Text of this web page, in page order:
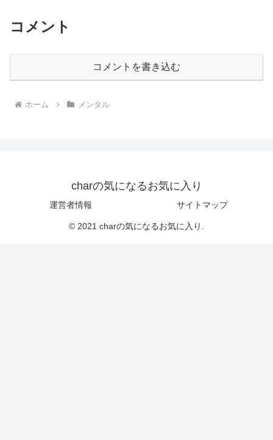
コメント
コメントを書き込む
ホーム メンタル
charの気になるお気に入り
運営者情報 サイトマップ
© 2021 charの気になるお気に入り.